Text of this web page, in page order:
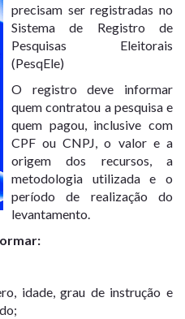
precisam ser registradas no
Sistema de Registro de
Pesquisas Eleitorais
(PesqEle)
O registro deve informar
quem contratou a pesquisa e
quem pagou, inclusive com
CPF ou CNPJ, o valor e a
origem dos recursos, a
metodologia utilizada e o
período de realização do
levantamento.
idade, grau de instrução e